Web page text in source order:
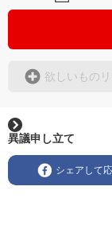
欲しいもの
異議申し立て
シェアして